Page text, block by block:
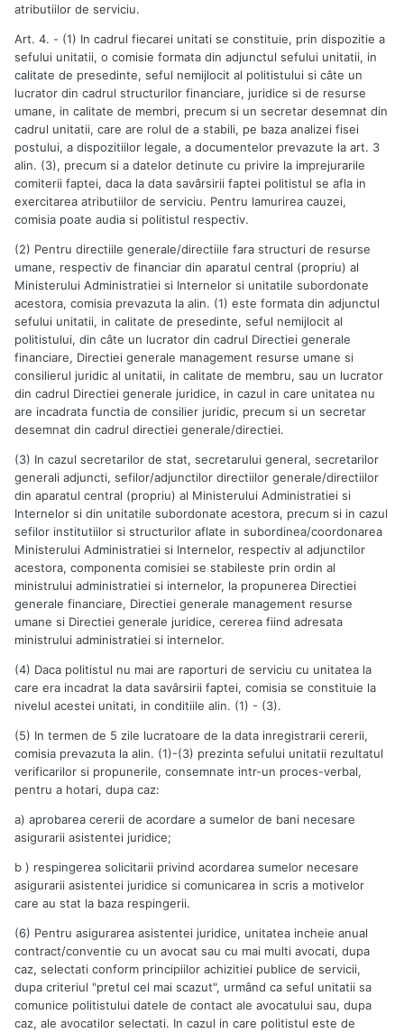
atributiilor de serviciu.
Art. 4. - (1) In cadrul fiecarei unitati se constituie, prin dispozitie a
sefului unitatii, o comisie formata din adjunctul sefului unitatii, in
calitate de presedinte, seful nemijlocit al politistului si câte un
lucrator din cadrul structurilor financiare, juridice si de resurse
umane, in calitate de membri, precum si un secretar desemnat din
cadrul unitatii, care are rolul de a stabili, pe baza analizei fisei
postului, a dispozitiilor legale, a documentelor prevazute la art. 3
alin. (3), precum si a datelor detinute cu privire la imprejurarile
comiterii faptei, daca la data savârsirii faptei politistul se afla in
exercitarea atributiilor de serviciu. Pentru lamurirea cauzei,
comisia poate audia si politistul respectiv.
(2) Pentru directiile generale/directiile fara structuri de resurse
umane, respectiv de financiar din aparatul central (propriu) al
Ministerului Administratiei si Internelor si unitatile subordonate
acestora, comisia prevazuta la alin. (1) este formata din adjunctul
sefului unitatii, in calitate de presedinte, seful nemijlocit al
politistului, din câte un lucrator din cadrul Directiei generale
financiare, Directiei generale management resurse umane si
consilierul juridic al unitatii, in calitate de membru, sau un lucrator
din cadrul Directiei generale juridice, in cazul in care unitatea nu
are incadrata functia de consilier juridic, precum si un secretar
desemnat din cadrul directiei generale/directiei.
(3) In cazul secretarilor de stat, secretarului general, secretarilor
generali adjuncti, sefilor/adjunctilor directiilor generale/directiilor
din aparatul central (propriu) al Ministerului Administratiei si
Internelor si din unitatile subordonate acestora, precum si in cazul
sefilor institutiilor si structurilor aflate in subordinea/coordonarea
Ministerului Administratiei si Internelor, respectiv al adjunctilor
acestora, componenta comisiei se stabileste prin ordin al
ministrului administratiei si internelor, la propunerea Directiei
generale financiare, Directiei generale management resurse
umane si Directiei generale juridice, cererea fiind adresata
ministrului administratiei si internelor.
(4) Daca politistul nu mai are raporturi de serviciu cu unitatea la
care era incadrat la data savârsirii faptei, comisia se constituie la
nivelul acestei unitati, in conditiile alin. (1) - (3).
(5) In termen de 5 zile lucratoare de la data inregistrarii cererii,
comisia prevazuta la alin. (1)-(3) prezinta sefului unitatii rezultatul
verificarilor si propunerile, consemnate intr-un proces-verbal,
pentru a hotari, dupa caz:
a) aprobarea cererii de acordare a sumelor de bani necesare
asigurarii asistentei juridice;
b ) respingerea solicitarii privind acordarea sumelor necesare
asigurarii asistentei juridice si comunicarea in scris a motivelor
care au stat la baza respingerii.
(6) Pentru asigurarea asistentei juridice, unitatea incheie anual
contract/conventie cu un avocat sau cu mai multi avocati, dupa
caz, selectati conform principiilor achizitiei publice de servicii,
dupa criteriul "pretul cel mai scazut", urmând ca seful unitatii sa
comunice politistului datele de contact ale avocatului sau, dupa
caz, ale avocatilor selectati. In cazul in care politistul este de